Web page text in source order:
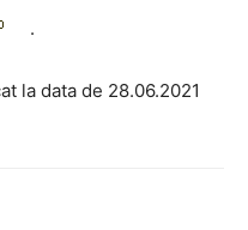
.
la data de 28.06.2021